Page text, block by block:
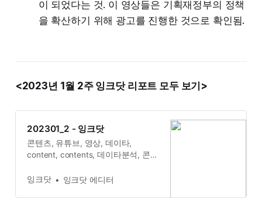
이 되었다는 것. 이 영상들은 기획재정부의 정책
을 확산하기 위해 광고를 진행한 것으로 확인됨.
<2023년 1월 2주 잉크닷 리포트 모두 보기>
202301_2 - 잉크닷
콘텐츠, 유튜브, 영상, 데이타,
content, contents, 데이타분석, 콘텐
크닷
잉크닷 잉크닷 에디터